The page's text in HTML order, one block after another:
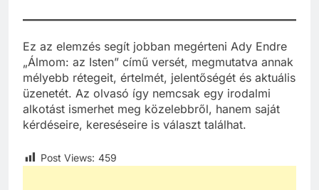
Ez az elemzés segít jobban megérteni Ady Endre
„Álmom: az Isten” című versét, megmutatva annak
mélyebb rétegeit, értelmét, jelentőségét és aktuális
üzenetét. Az olvasó így nemcsak egy irodalmi
alkotást ismerhet meg közelebbről, hanem saját
kérdéseire, kereséseire is választ találhat.
Post Views: 459